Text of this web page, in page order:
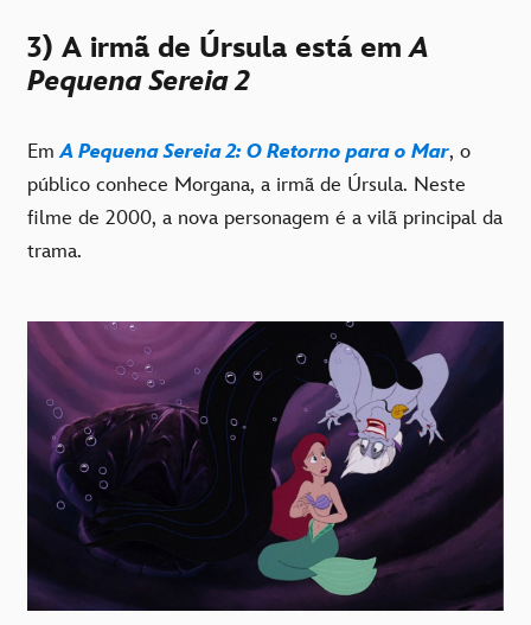
3) A irmã de Úrsula está emA
Pequena Sereia 2
EmA Pequena Sereia 2: O Retorno para o Mar, o
público conhece Morgana, a irmã de Úrsula. Neste
filme de 2000, a nova personagem é a vilã principal da
trama.